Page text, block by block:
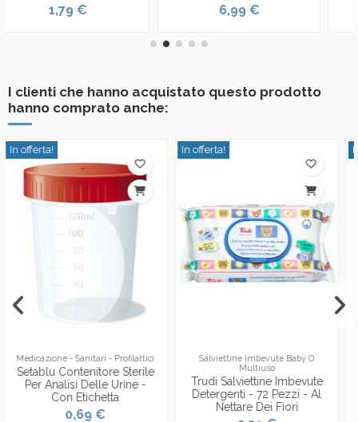
6,99 €
I clienti che hanno acquistato questo prodotto
hanno comprato anche:
In offerta!
Salviettine Imbevute Baby O
Multiuso
Trudi Salviettine Imbevute
Detergenti - 72 Pezzi - Al
Nettare Dei Fiori
In offerta!
Ammorbidenti E Profumatori
Bucato
Dual Power Ultra
Ammorbidente
Concentrato 24 Lavaggi -